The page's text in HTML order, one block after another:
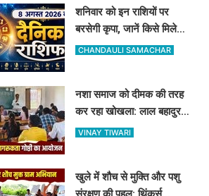
शनिवार को इन राशियों पर
बरसेगी कृपा, जानें किसे मिलेगी
सफलता और किसे सावधानी की
CHANDAULI SAMACHAR
नशा समाज को दीमक की तरह
कर रहा खोखला: लाल बहादुर
शास्त्री कॉलेज में नशामुक्ति
VINAY TIWARI
खुले में शौच से मुक्ति और पशु